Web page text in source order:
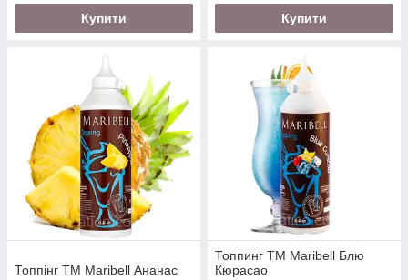
Купити Купити
Топпінг ТМ Maribell Ананас
Топпинг ТМ Maribell Блю
Кюрасао